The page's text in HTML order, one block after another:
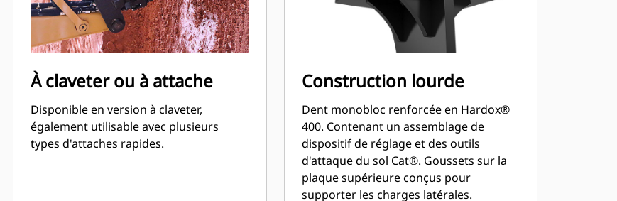
À claveter ou à attache
Disponible en version à claveter,
également utilisable avec plusieurs
types d'attaches rapides.
Construction lourde
Dent monobloc renforcée en Hardox®
400. Contenant un assemblage de
dispositif de réglage et des outils
d'attaque du sol Cat®. Goussets sur la
plaque supérieure conçus pour
supporter les charges latérales.